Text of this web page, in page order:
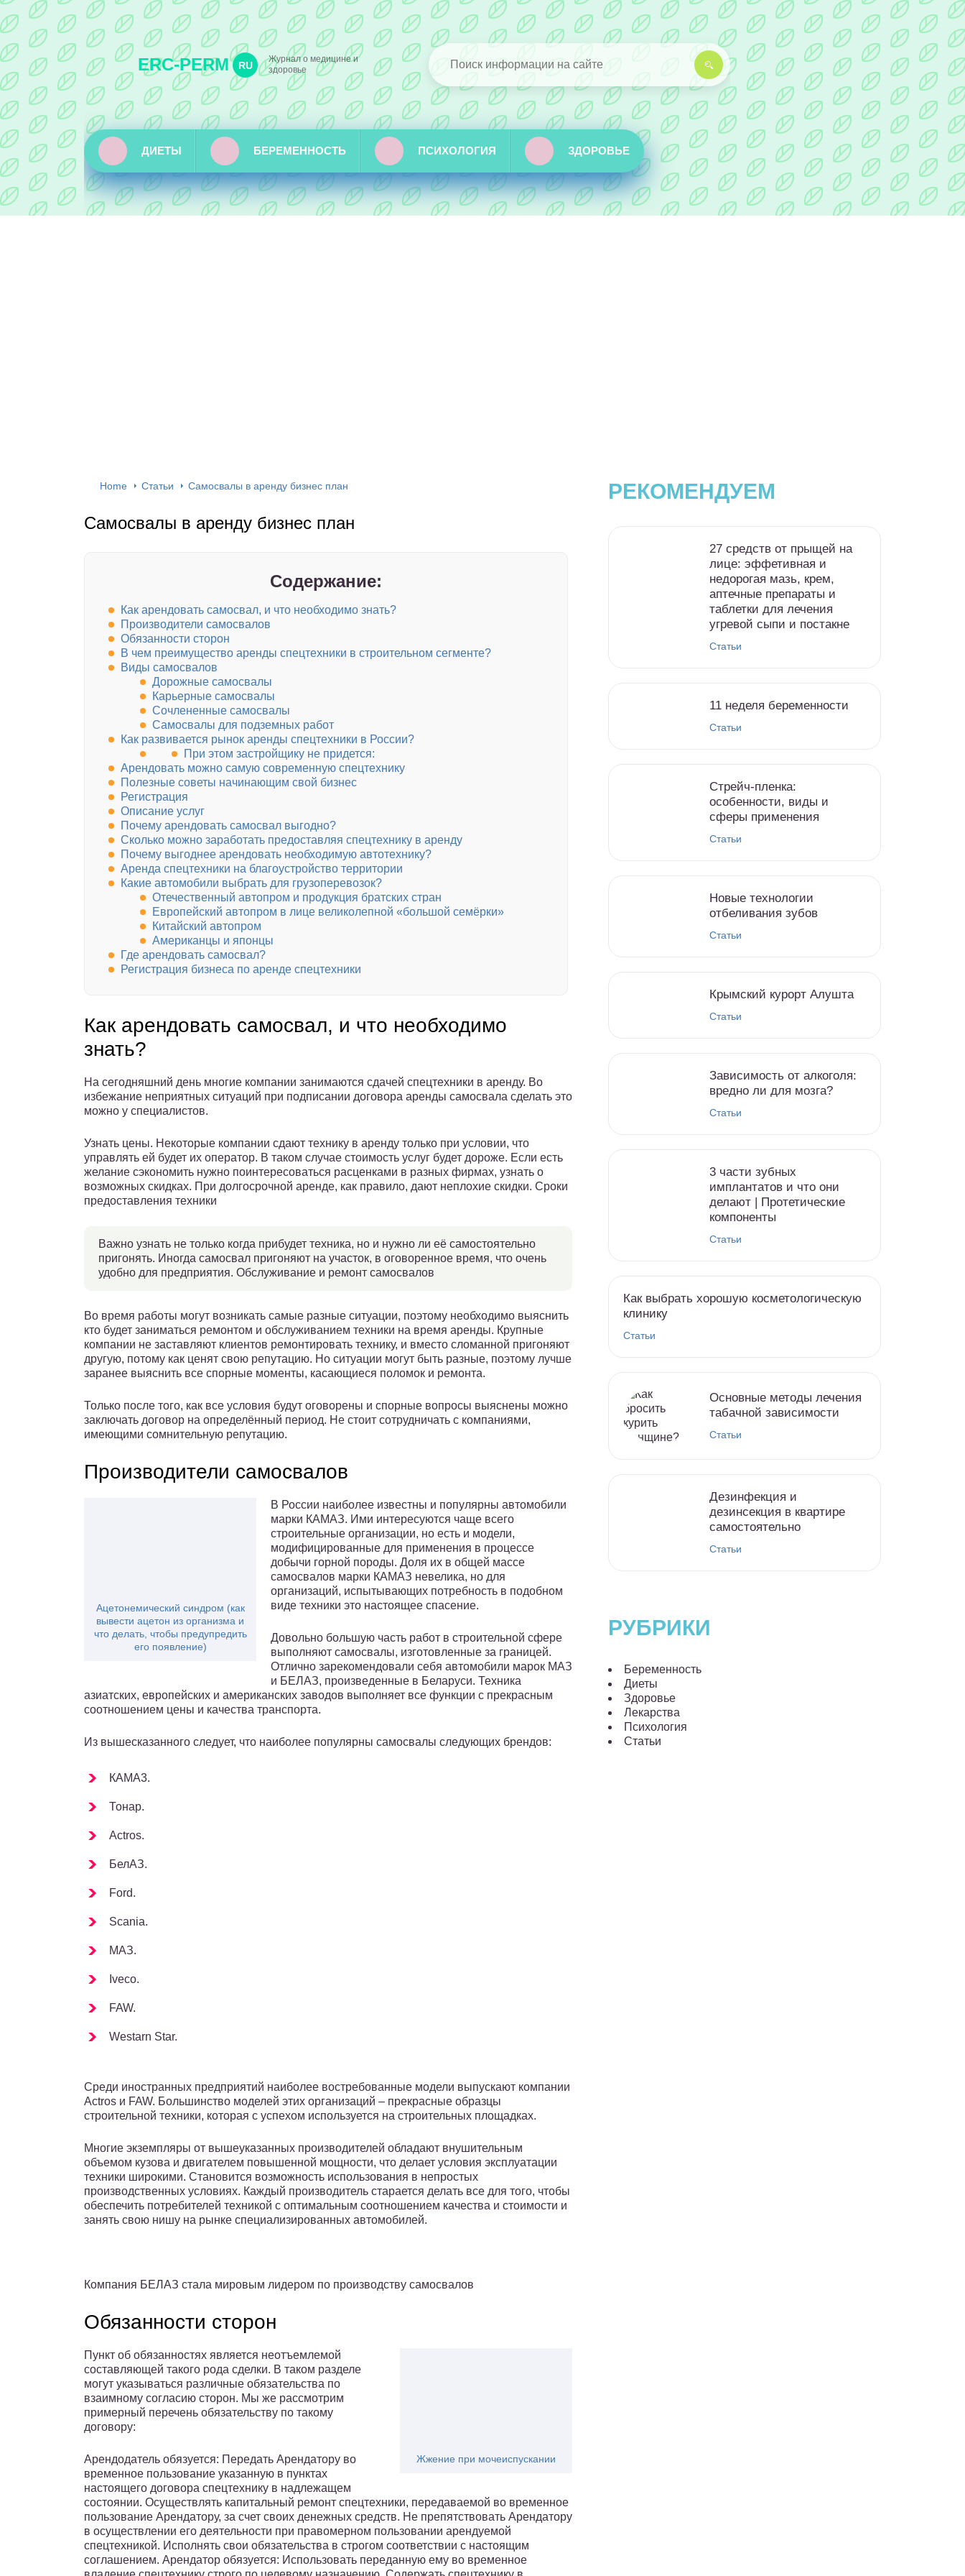
ERC-PERM RU
Журнал о медицине и
здоровье
ДИЕТЫ БЕРЕМЕННОСТЬ ПСИХОЛОГИЯ ЗДОРОВЬЕ
Home Статьи Самосвалы в аренду бизнес план
Самосвалы в аренду бизнес план
Содержание:
Как арендовать самосвал, и что необходимо знать?
Производители самосвалов
Обязанности сторон
В чем преимущество аренды спецтехники в строительном сегменте?
Виды самосвалов
Дорожные самосвалы
Карьерные самосвалы
Сочлененные самосвалы
Самосвалы для подземных работ
Как развивается рынок аренды спецтехники в России?
При этом застройщику не придется:
Арендовать можно самую современную спецтехнику
Полезные советы начинающим свой бизнес
Регистрация
Описание услуг
Почему арендовать самосвал выгодно?
Сколько можно заработать предоставляя спецтехнику в аренду
Почему выгоднее арендовать необходимую автотехнику?
Аренда спецтехники на благоустройство территории
Какие автомобили выбрать для грузоперевозок?
Отечественный автопром и продукция братских стран
Европейский автопром в лице великолепной «большой семёрки»
Китайский автопром
Американцы и японцы
Где арендовать самосвал?
Регистрация бизнеса по аренде спецтехники
Как арендовать самосвал, и что необходимо
знать?
На сегодняшний день многие компании занимаются сдачей спецтехники в аренду. Во
избежание неприятных ситуаций при подписании договора аренды самосвала сделать это
можно у специалистов.
Узнать цены. Некоторые компании сдают технику в аренду только при условии, что
управлять ей будет их оператор. В таком случае стоимость услуг будет дороже. Если есть
желание сэкономить нужно поинтересоваться расценками в разных фирмах, узнать о
возможных скидках. При долгосрочной аренде, как правило, дают неплохие скидки. Сроки
предоставления техники
Важно узнать не только когда прибудет техника, но и нужно ли её самостоятельно
пригонять. Иногда самосвал пригоняют на участок, в оговоренное время, что очень
удобно для предприятия. Обслуживание и ремонт самосвалов
Во время работы могут возникать самые разные ситуации, поэтому необходимо выяснить
кто будет заниматься ремонтом и обслуживанием техники на время аренды. Крупные
компании не заставляют клиентов ремонтировать технику, и вместо сломанной пригоняют
другую, потому как ценят свою репутацию. Но ситуации могут быть разные, поэтому лучше
заранее выяснить все спорные моменты, касающиеся поломок и ремонта.
Только после того, как все условия будут оговорены и спорные вопросы выяснены можно
заключать договор на определённый период. Не стоит сотрудничать с компаниями,
имеющими сомнительную репутацию.
Производители самосвалов
Ацетонемический синдром (как
вывести ацетон из организма и
что делать, чтобы предупредить
его появление)
В России наиболее известны и популярны автомобили
марки КАМАЗ. Ими интересуются чаще всего
строительные организации, но есть и модели,
модифицированные для применения в процессе
добычи горной породы. Доля их в общей массе
самосвалов марки КАМАЗ невелика, но для
организаций, испытывающих потребность в подобном
виде техники это настоящее спасение.
Довольно большую часть работ в строительной сфере
выполняют самосвалы, изготовленные за границей.
Отлично зарекомендовали себя автомобили марок МАЗ
и БЕЛАЗ, произведенные в Беларуси. Техника
азиатских, европейских и американских заводов выполняет все функции с прекрасным
соотношением цены и качества транспорта.
Из вышесказанного следует, что наиболее популярны самосвалы следующих брендов:
КAMА3.
Тонар.
Actros.
БелАЗ.
Ford.
Scania.
МАЗ.
Iveco.
FAW.
Westarn Star.
Среди иностранных предприятий наиболее востребованные модели выпускают компании
Actros и FAW. Большинство моделей этих организаций – прекрасные образцы
строительной техники, которая с успехом используется на строительных площадках.
Многие экземпляры от вышеуказанных производителей обладают внушительным
объемом кузова и двигателем повышенной мощности, что делает условия эксплуатации
техники широкими. Становится возможность использования в непростых
производственных условиях. Каждый производитель старается делать все для того, чтобы
обеспечить потребителей техникой с оптимальным соотношением качества и стоимости и
занять свою нишу на рынке специализированных автомобилей.
Компания БЕЛАЗ стала мировым лидером по производству самосвалов
Обязанности сторон
Жжение при мочеиспускании
Пункт об обязанностях является неотъемлемой
составляющей такого рода сделки. В таком разделе
могут указываться различные обязательства по
взаимному согласию сторон. Мы же рассмотрим
примерный перечень обязательству по такому
договору:
Арендодатель обязуется: Передать Арендатору во
временное пользование указанную в пунктах
настоящего договора спецтехнику в надлежащем
состоянии. Осуществлять капитальный ремонт спецтехники, передаваемой во временное
пользование Арендатору, за счет своих денежных средств. Не препятствовать Арендатору
в осуществлении его деятельности при правомерном пользовании арендуемой
спецтехникой. Исполнять свои обязательства в строгом соответствии с настоящим
соглашением. Арендатор обязуется: Использовать переданную ему во временное
РЕКОМЕНДУЕМ
27 средств от прыщей на
лице: эффетивная и
недорогая мазь, крем,
аптечные препараты и
таблетки для лечения
угревой сыпи и постакне
Статьи
11 неделя беременности
Статьи
Стрейч-пленка:
особенности, виды и
сферы применения
Статьи
Новые технологии
отбеливания зубов
Статьи
Крымский курорт Алушта
Статьи
Зависимость от алкоголя:
вредно ли для мозга?
Статьи
3 части зубных
имплантатов и что они
делают | Протетические
компоненты
Статьи
Как выбрать хорошую косметологическую
клинику
Статьи
Основные методы лечения
табачной зависимости
Статьи
Дезинфекция и
дезинсекция в квартире
самостоятельно
Статьи
РУБРИКИ
Беременность
Диеты
Здоровье
Лекарства
Психология
Статьи